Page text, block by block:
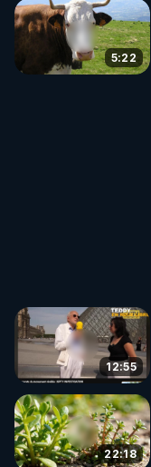
5:22
12:55
22:18